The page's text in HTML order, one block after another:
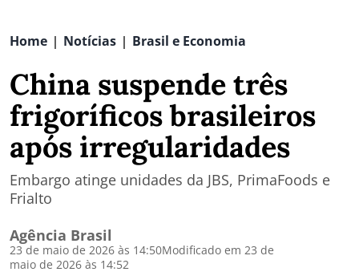
Home | Notícias | Brasil e Economia
China suspende três
frigoríficos brasileiros
após irregularidades
Embargo atinge unidades da JBS, PrimaFoods e
Frialto
Agência Brasil
23 de maio de 2026 às 14:50Modificado em 23 de
maio de 2026 às 14:52